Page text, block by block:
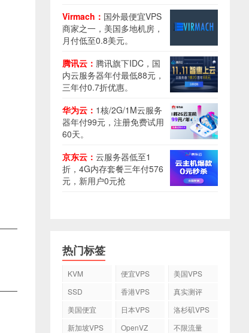
Virmach： 国外最便宜VPS
商家之一，美国多地机房，
月付低至0.8美元。
腾讯云： 腾讯旗下IDC，国
内云服务器年付最低88元，
三年付0.7折优惠。
华为云： 1核/2G/1M云服务
器年付99元，注册免费试用
60天。
京东云： 云服务器低至1
折，4G内存套餐三年付576
元，新用户0元抢
热门标签
KVM 便宜VPS
美国VPS
SSD
香港VPS
真实测评
美国便宜
日本VPS
洛杉矶VPS
新加坡VPS
OpenVZ
不限流量